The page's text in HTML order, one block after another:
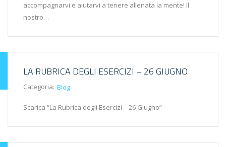
accompagnarvi e aiutarvi a tenere allenata la mente! Il
nostro…
LA RUBRICA DEGLI ESERCIZI – 26 GIUGNO
Categoria: Blog
Scarica “La Rubrica degli Esercizi – 26 Giugno”